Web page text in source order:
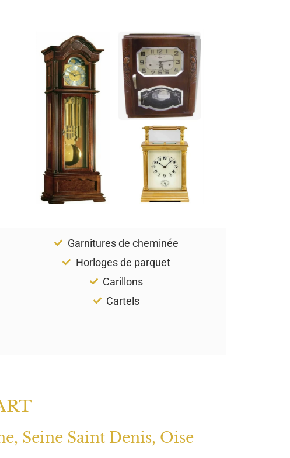
Garnitures de cheminée
Horloges de parquet
Carillons
Cartels
Seine Saint Denis, Oise